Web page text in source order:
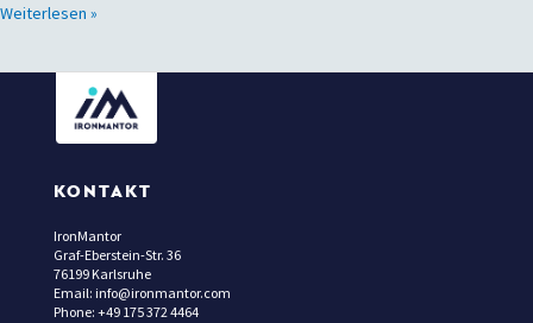
Weiterlesen »
KONTAKT
IronMantor
Graf-Eberstein-Str. 36
76199 Karlsruhe
Email: info@ironmantor.com
Phone: +49 175 372 4464